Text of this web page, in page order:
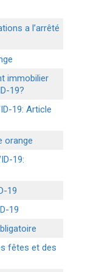
a l’arrêté
immobilier
19?
19: Article
orange
19:
19
19
fêtes et des